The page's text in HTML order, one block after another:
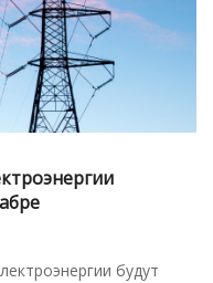
будут